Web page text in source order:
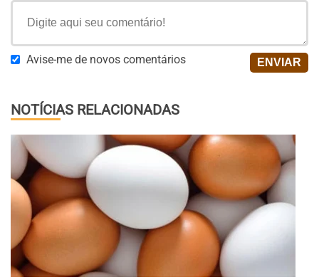
Avise-me de novos comentários
NOTÍCIAS RELACIONADAS